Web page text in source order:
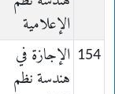
الإعلامية
154 الإجازة في
هندسة نظم